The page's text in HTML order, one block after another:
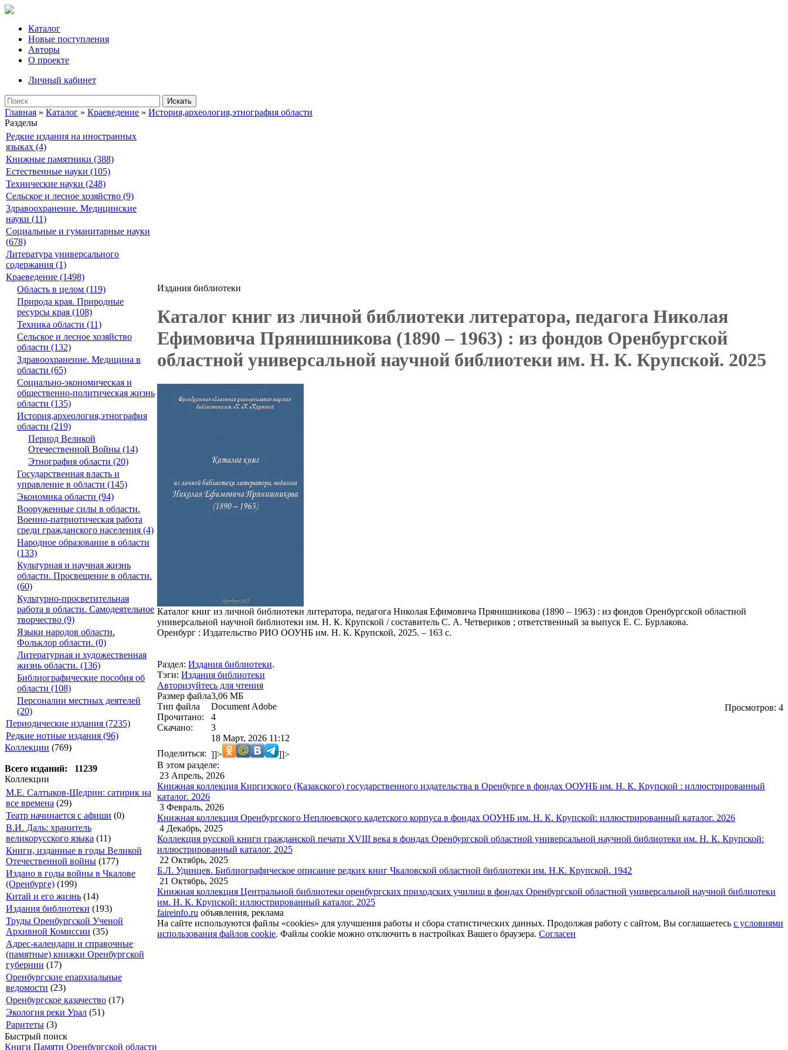
Каталог
Новые поступления
Авторы
О проекте
Личный кабинет
Искать
Главная » Каталог » Краеведение » История,археология,этнография области
Разделы
Редкие издания на иностранных
языках (4)
Книжные памятники (388)
Естественные науки (105)
Технические науки (248)
Сельское и лесное хозяйство (9)
Здравоохранение. Медицинские
науки (11)
Социальные и гуманитарные науки
(678)
Литература универсального
содержания (1)
Краеведение (1498)
Область в целом (119)
Природа края. Природные
ресурсы края (108)
Техника области (11)
Сельское и лесное хозяйство
области (132)
Здравоохранение. Медицина в
области (65)
Социально-экономическая и
общественно-политическая жизнь
области (135)
История,археология,этнография
области (219)
Период Великой
Отечественной Войны (14)
Этнография области (20)
Государственная власть и
управление в области (145)
Экономика области (94)
Вооруженные силы в области.
Военно-патриотическая работа
среди гражданского населения (4)
Народное образование в области
(133)
Культурная и научная жизнь
области. Просвещение в области.
(60)
Культурно-просветительная
работа в области. Самодеятельное
творчество (9)
Языки народов области.
Фольклор области. (0)
Литературная и художественная
жизнь области. (136)
Библиографические пособия об
области (108)
Персоналии местных деятелей
(20)
Периодические издания (7235)
Редкие нотные издания (96)
Коллекции (769)
Всего изданий: 11239
Коллекции
М.Е. Салтыков-Щедрин: сатирик на
все времена (29)
Театр начинается с афиши (0)
В.И. Даль: хранитель
великорусского языка (11)
Книги, изданные в годы Великой
Отечественной войны (177)
Издано в годы войны в Чкалове
(Оренбурге) (199)
Китай и его жизнь (14)
Издания библиотеки (193)
Труды Оренбургской Ученой
Архивной Комиссии (35)
Адрес-календари и справочные
(памятные) книжки Оренбургской
губернии (17)
Оренбургские епархиальные
ведомости (23)
Оренбургское казачество (17)
Экология реки Урал (51)
Раритеты (3)
Быстрый поиск
Книги Памяти Оренбургской области
Издания библиотеки
Каталог книг из личной библиотеки литератора, педагога Николая
Ефимовича Прянишникова (1890 – 1963) : из фондов Оренбургской
областной универсальной научной библиотеки им. Н. К. Крупской. 2025
Каталог книг из личной библиотеки литератора, педагога Николая Ефимовича Прянишникова (1890 – 1963) : из фондов Оренбургской областной
универсальной научной библиотеки им. Н. К. Крупской / составитель С. А. Четвериков ; ответственный за выпуск Е. С. Бурлакова.
Оренбург : Издательство РИО ООУНБ им. Н. К. Крупской, 2025. – 163 с.
Раздел: Издания библиотеки.
Тэги: Издания библиотеки
Авторизуйтесь для чтения
Просмотров: 4
Размер файла3,06 МБ
Тип файла
Document Adobe
Прочитано:
4
Скачано:
3
18 Март, 2026 11:12
Поделиться: ]]>
]]>
В этом разделе:
23 Апрель, 2026
Книжная коллекция Киргизского (Казакского) государственного издательства в Оренбурге в фондах ООУНБ им. Н. К. Крупской : иллюстрированный
каталог. 2026
3 Февраль, 2026
Книжная коллекция Оренбургского Неплюевского кадетского корпуса в фондах ООУНБ им. Н. К. Крупской: иллюстрированный каталог. 2026
4 Декабрь, 2025
Коллекция русской книги гражданской печати XVIII века в фондах Оренбургской областной универсальной научной библиотеки им. Н. К. Крупской:
иллюстрированный каталог. 2025
22 Октябрь, 2025
Б.Л. Удинцев. Библиографическое описание редких книг Чкаловской областной библиотеки им. Н.К. Крупской. 1942
21 Октябрь, 2025
Книжная коллекция Центральной библиотеки оренбургских приходских училищ в фондах Оренбургской областной универсальной научной библиотеки
им. Н. К. Крупской: иллюстрированный каталог. 2025
faireinfo.ru объявления, реклама
На сайте используются файлы «cookies» для улучшения работы и сбора статистических данных. Продолжая работу с сайтом, Вы соглашаетесь с условиями
использования файлов cookie. Файлы cookie можно отключить в настройках Вашего браузера. Согласен